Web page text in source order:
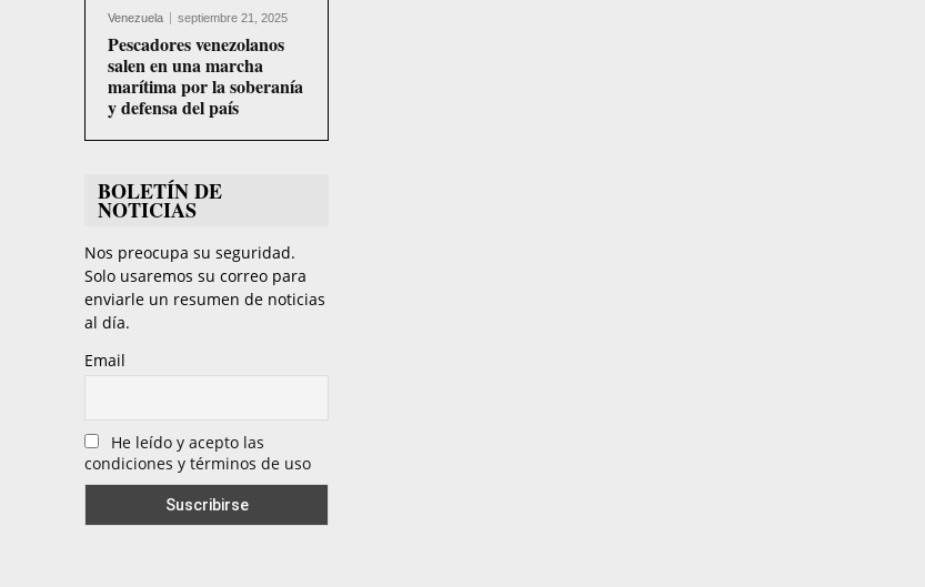
Venezuela septiembre 21, 2025
Pescadores venezolanos
salen en una marcha
marítima por la soberanía
y defensa del país
BOLETÍN DE
NOTICIAS
Nos preocupa su seguridad.
Solo usaremos su correo para
enviarle un resumen de noticias
al día.
Email
He leído y acepto las
condiciones y términos de uso